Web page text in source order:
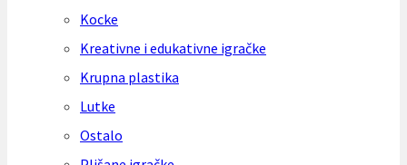
Kocke
Kreativne i edukativne igračke
Krupna plastika
Lutke
Ostalo